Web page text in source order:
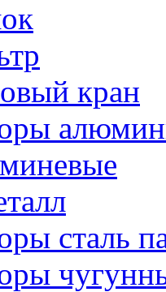
кран
сталь